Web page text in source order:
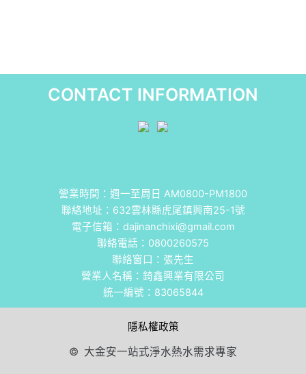
CONTACT INFORMATION
營業時間：週一至周日 AM0800-PM1800
聯絡地址： 632雲林縣虎尾鎮興南25-1號
電子信箱： dajinanchixi@gmail.com
聯絡電話： 0800260575
聯絡窗口：張先生
營業人名稱：錡鑫興業有限公司
統一編號：83065844
隱私權政策
© 大金安一站式淨水熱水需求專家